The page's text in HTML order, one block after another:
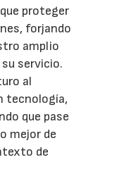
proteger
forjando
amplio
servicio.
al
tecnología,
que pase
mejor de
de